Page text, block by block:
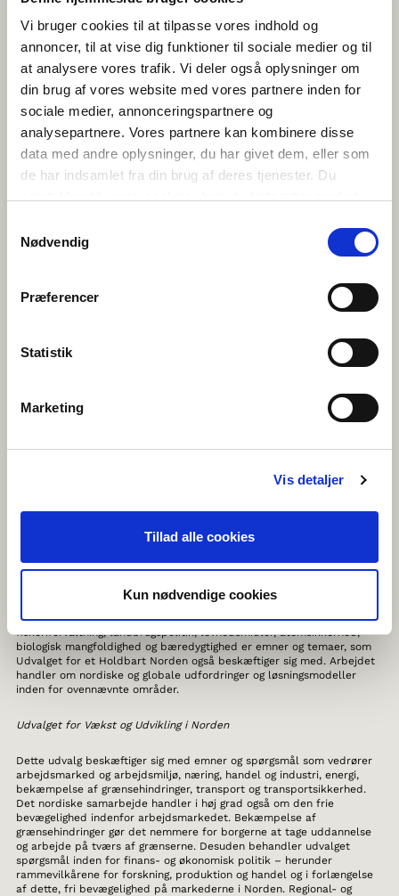
Vi bruger cookies til at tilpasse vores indhold og
annoncer, til at vise dig funktioner til sociale medier og til
at analysere vores trafik. Vi deler også oplysninger om
din brug af vores website med vores partnere inden for
sociale medier, annonceringspartnere og
analysepartnere. Vores partnere kan kombinere disse
data med andre oplysninger, du har givet dem, eller som
de har indsamlet fra din brug af deres tjenester. Du
Nødvendig
Præferencer
Statistik
Marketing
Vis detaljer
Tillad alle cookies
Kun nødvendige cookies
NORDISK RÅDS UDVALG, PR. DECEMBER
Dette udvalg arbejder med emner og sager der berører kultur,
sprogsamarbejde, nye medier, kompetenceudvikling og innovation i
uddannelserne.
kræfter og arbejde, idet de to faktorer spiller en væsentlig rolle i et
demokratisk velfærdssamfund. Idræt, sprog, film og medier, almen og
under udvalget for Kundskab og Kultur i Nordens arbejdsområder.
naturbeskyttelse, naturressourcer – herunder udnyttelse af
Klimaspørgsmål er også en vigtig del af arbejdet – herunder
konsekvenserne af klimaforandringerne, som især berører de
nordligste områder af Norden. Eksempelvis Grønland med den
smeltende indlandsis, men som også har globale konsekvenser i form
af eksempelvis klimaflygtninge. Forbrugerrettigheder,
fiskeriforvaltning, landbrugspolitik, levnedsmidler, atomsikkerhed,
biologisk mangfoldighed og bæredygtighed er emner og temaer, som
Udvalget for et Holdbart Norden også beskæftiger sig med. Arbejdet
handler om nordiske og globale udfordringer og løsningsmodeller
inden for ovennævnte områder.
Udvalget for Vækst og Udvikling i Norden
Dette udvalg beskæftiger sig med emner og spørgsmål som vedrører
arbejdsmarked og arbejdsmiljø, næring, handel og industri, energi,
bekæmpelse af grænsehindringer, transport og transportsikkerhed.
Det nordiske samarbejde handler i høj grad også om den frie
bevægelighed indenfor arbejdsmarkedet. Bekæmpelse af
grænsehindringer gør det nemmere for borgerne at tage uddannelse
og arbejde på tværs af grænserne. Desuden behandler udvalget
spørgsmål inden for finans- og økonomisk politik – herunder
rammevilkårene for forskning, produktion og handel og i forlængelse
af dette, fri bevægelighed på markederne i Norden. Regional- og